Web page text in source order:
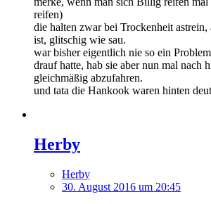
reifen)
die halten zwar bei Trockenheit astrein,
ist, glitschig wie sau.
war bisher eigentlich nie so ein
drauf hatte, hab sie aber nun mal nach
gleichmäßig abzufahren.
und tata die Hankook waren hinten
Herby
Herby
30. August 2016 um 20:45